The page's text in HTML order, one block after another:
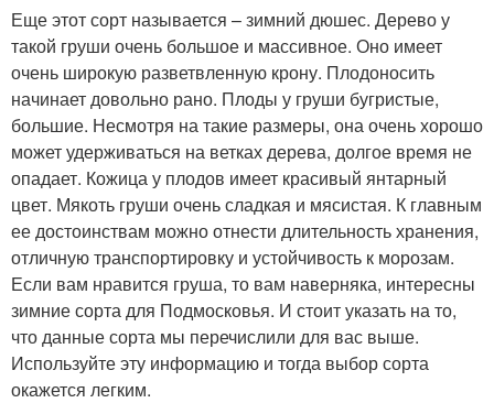
Еще этот сорт называется – зимний дюшес. Дерево у
такой груши очень большое и массивное. Оно имеет
очень широкую разветвленную крону. Плодоносить
начинает довольно рано. Плоды у груши бугристые,
большие. Несмотря на такие размеры, она очень хорошо
может удерживаться на ветках дерева, долгое время не
опадает. Кожица у плодов имеет красивый янтарный
цвет. Мякоть груши очень сладкая и мясистая. К главным
ее достоинствам можно отнести длительность хранения,
отличную транспортировку и устойчивость к морозам.
Если вам нравится груша, то вам наверняка, интересны
зимние сорта для Подмосковья. И стоит указать на то,
что данные сорта мы перечислили для вас выше.
Используйте эту информацию и тогда выбор сорта
окажется легким.